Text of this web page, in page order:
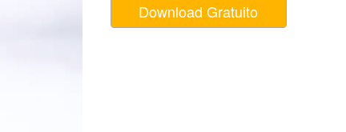
Video Editing ServicesDownload Gratuito